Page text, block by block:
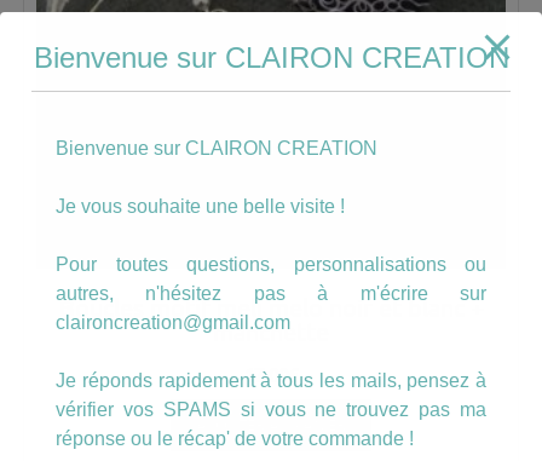
Boucles motif meli melo noir et blanc +
manchette
17.00€
Bienvenue sur CLAIRON CREATION
Bienvenue sur CLAIRON CREATION
Je vous souhaite une belle visite !
Pour toutes questions, personnalisations ou
autres, n'hésitez pas à m'écrire sur
claironcreation@gmail.com
Je réponds rapidement à tous les mails, pensez à
vérifier vos SPAMS si vous ne trouvez pas ma
réponse ou le récap' de votre commande !